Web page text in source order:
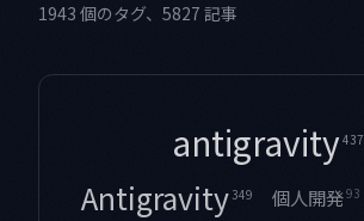
1943 個のタグ、5827 記事
antigravity 437
Antigravity349 個人開発93